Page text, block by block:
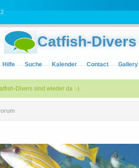
Catfish-Divers
Hilfe Suche Kalender Contact Gallery
Divers sind wieder da :-)